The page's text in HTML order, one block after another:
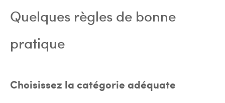
Quelques règles de bonne
pratique
Choisissez la catégorie adéquate